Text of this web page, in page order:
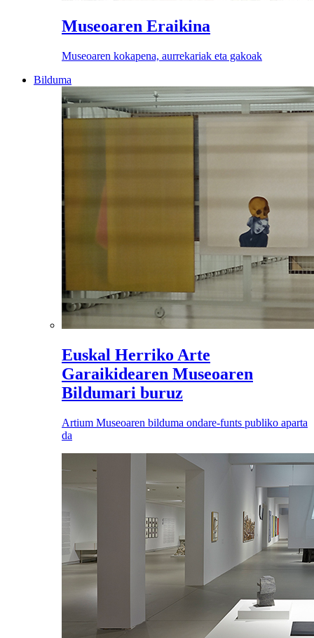
Museoaren Eraikina
Museoaren kokapena, aurrekariak eta gakoak
Bilduma
Euskal Herriko Arte
Garaikidearen Museoaren
Bildumari buruz
Artium Museoaren bilduma ondare-funts publiko aparta
da